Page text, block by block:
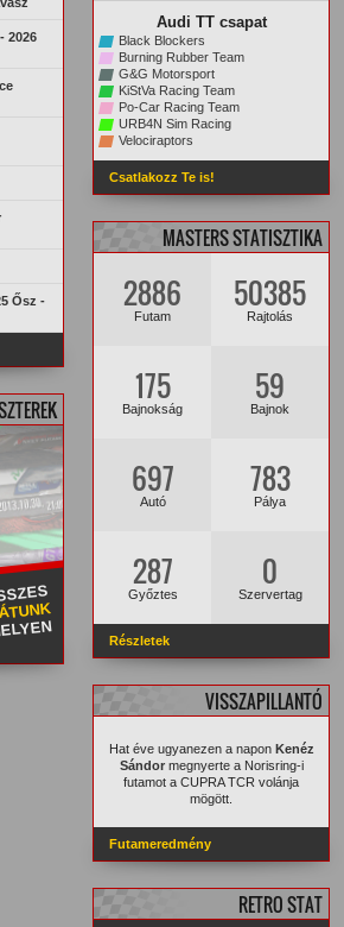
2026
Ősz -
Audi TT csapat
Black Blockers
Burning Rubber Team
G&G Motorsport
KiStVa Racing Team
Po-Car Racing Team
URB4N Sim Racing
Velociraptors
Csatlakozz Te is!
MASTERS STATISZTIKA
2886
Futam
50385
Rajtolás
175
Bajnokság
59
Bajnok
697
Autó
783
Pálya
287
Győztes
0
Szervertag
Részletek
VISSZAPILLANTÓ
Hat éve ugyanezen a napon Kenéz
Sándormegnyerte a Norisring-i
futamot a CUPRA TCR volánja
mögött.
Futameredmény
RETRO STAT